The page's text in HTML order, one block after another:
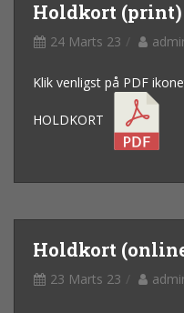
Holdkort (print)
24 Marts 23
Klik venligst på PDF
HOLDKORT
Holdkort
23 Marts 23